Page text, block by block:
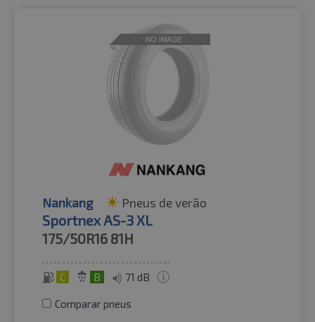
Nankang Pneus de verão
Sportnex AS-3 XL
175/50R16 81H
C B 71 dB
Comparar pneus